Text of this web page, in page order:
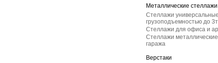
Металлические стеллажи
Стеллажи
грузоподъемностью до
Стеллажи для офиса и
Стеллажи
гаража
Верстаки